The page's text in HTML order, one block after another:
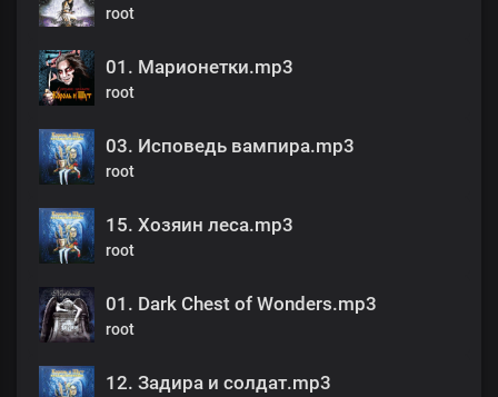
root
01. Марионетки.mp3
root
03. Исповедь вампира.mp3
root
15. Хозяин леса.mp3
root
01. Dark Chest of Wonders.mp3
root
12. Задира и солдат.mp3